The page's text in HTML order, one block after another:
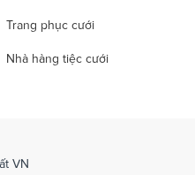
Trang phục cưới
Nhà hàng tiệc cưới
VN